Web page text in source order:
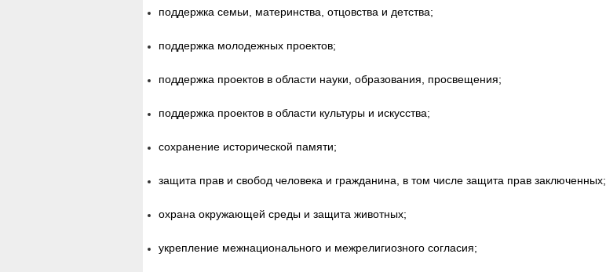
поддержка семьи, материнства, отцовства и детства;
поддержка молодежных проектов;
поддержка проектов в области науки, образования, просвещения;
поддержка проектов в области культуры и искусства;
сохранение исторической памяти;
защита прав и свобод человека и гражданина, в том числе защита прав заключенных;
охрана окружающей среды и защита животных;
укрепление межнационального и межрелигиозного согласия;